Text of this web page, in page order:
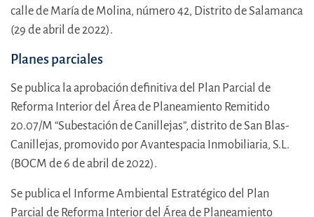
calle de María de Molina, número 42, Distrito de Salamanca
(29 de abril de 2022).
Planes parciales
Se publica la aprobación definitiva del Plan Parcial de
Reforma Interior del Área de Planeamiento Remitido
20.07/M “Subestación de Canillejas”, distrito de San Blas-
Canillejas, promovido por Avantespacia Inmobiliaria, S.L.
(BOCM de 6 de abril de 2022).
Se publica el Informe Ambiental Estratégico del Plan
Parcial de Reforma Interior del Área de Planeamiento